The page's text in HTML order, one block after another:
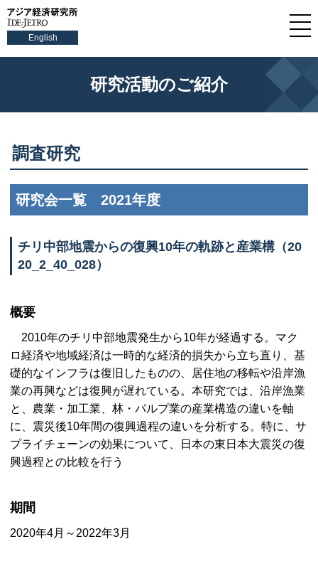
English
研究活動のご紹介
調査研究
研究会一覧 2021年度
チリ中部地震からの復興10年の軌跡と産業構（20
20_2_40_028）
概要
2010年のチリ中部地震発生から10年が経過する。マク
ロ経済や地域経済は一時的な経済的損失から立ち直り、基
礎的なインフラは復旧したものの、居住地の移転や沿岸漁
業の再興などは復興が遅れている。本研究では、沿岸漁業
と、農業・加工業、林・パルプ業の産業構造の違いを軸
に、震災後10年間の復興過程の違いを分析する。特に、サ
プライチェーンの効果について、日本の東日本大震災の復
興過程との比較を行う
期間
2020年4月～2022年3月